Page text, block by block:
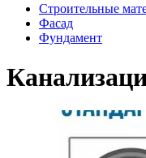
Строительные
Фасад
Фундамент